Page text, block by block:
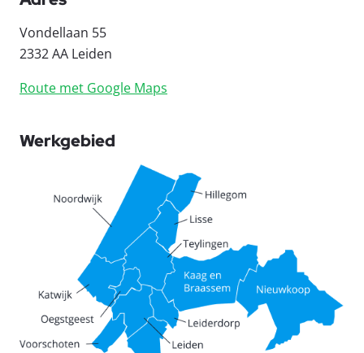
Vondellaan 55
2332 AA Leiden
Route met Google Maps
Werkgebied